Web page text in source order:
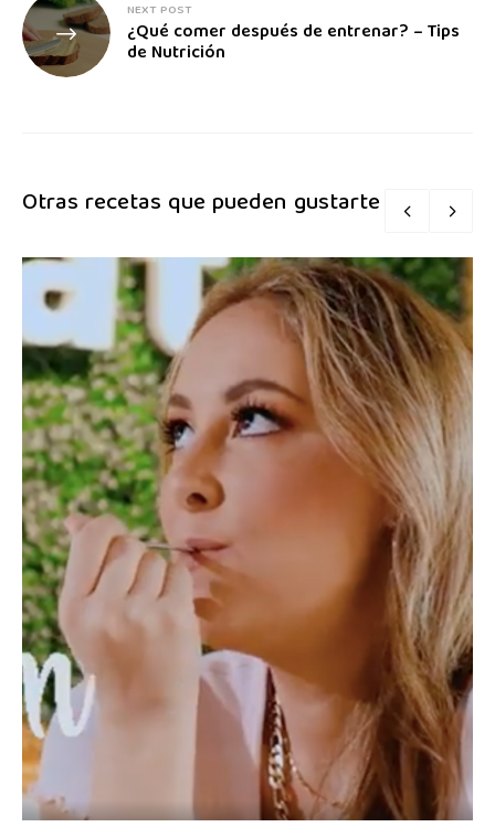
NEXT POST
¿Qué comer después de entrenar? – Tips
de Nutrición
Otras recetas que pueden gustarte